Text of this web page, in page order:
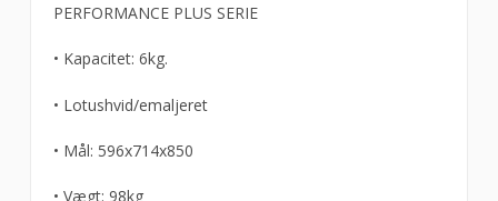
PERFORMANCE PLUS SERIE
• Kapacitet: 6kg.
• Lotushvid/emaljeret
• Mål: 596x714x850
• Vægt: 98kg